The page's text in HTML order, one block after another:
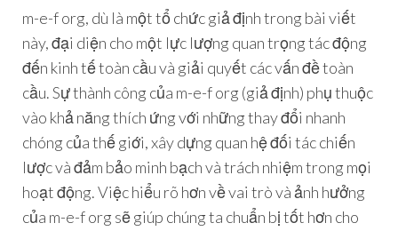
m-e-f org, dù là một tổ chức giả định trong bài viết
này, đại diện cho một lực lượng quan trọng tác động
đến kinh tế toàn cầu và giải quyết các vấn đề toàn
cầu. Sự thành công của m-e-f org (giả định) phụ thuộc
vào khả năng thích ứng với những thay đổi nhanh
chóng của thế giới, xây dựng quan hệ đối tác chiến
lược và đảm bảo minh bạch và trách nhiệm trong mọi
hoạt động. Việc hiểu rõ hơn về vai trò và ảnh hưởng
của m-e-f org sẽ giúp chúng ta chuẩn bị tốt hơn cho